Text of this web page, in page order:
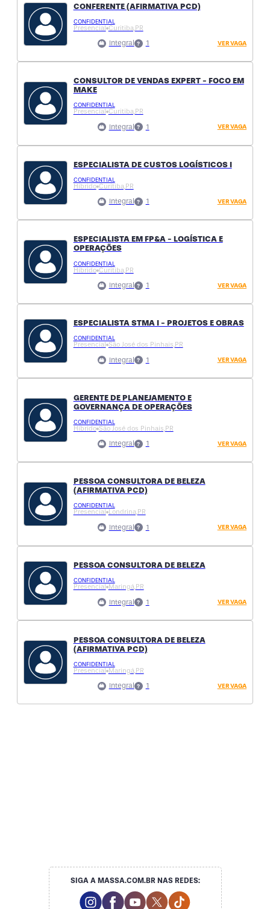
CONFERENTE (AFIRMATIVA PCD)
CONFIDENTIAL
Presencial Curitiba,PR
Integral 1 VER VAGA
CONSULTOR DE VENDAS EXPERT - FOCO EM
MAKE
CONFIDENTIAL
Presencial Curitiba,PR
Integral 1 VER VAGA
ESPECIALISTA DE CUSTOS LOGÍSTICOS I
CONFIDENTIAL
Hibrido Curitiba,PR
Integral 1 VER VAGA
ESPECIALISTA EM FP&A - LOGÍSTICA E
OPERAÇÕES
CONFIDENTIAL
Hibrido Curitiba,PR
Integral 1 VER VAGA
ESPECIALISTA STMA I - PROJETOS E OBRAS
CONFIDENTIAL
Presencial São José dos Pinhais,PR
Integral 1 VER VAGA
GERENTE DE PLANEJAMENTO E
GOVERNANÇA DE OPERAÇÕES
CONFIDENTIAL
Hibrido São José dos Pinhais,PR
Integral 1 VER VAGA
PESSOA CONSULTORA DE BELEZA
(AFIRMATIVA PCD)
CONFIDENTIAL
Presencial Londrina,PR
Integral 1 VER VAGA
PESSOA CONSULTORA DE BELEZA
CONFIDENTIAL
Presencial Maringá,PR
Integral 1 VER VAGA
PESSOA CONSULTORA DE BELEZA
(AFIRMATIVA PCD)
CONFIDENTIAL
Presencial Maringá,PR
Integral 1 VER VAGA
SIGA A MASSA.COM.BR NAS REDES:
Instagram Social Media
Facebook Social Media
Youtube Social Media
Twitter Social Media
Tiktok Social